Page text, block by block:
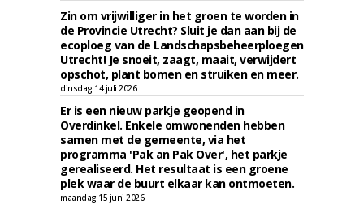
Zin om vrijwilliger in het groen te worden in
de Provincie Utrecht? Sluit je dan aan bij de
ecoploeg van de Landschapsbeheerploegen
Utrecht! Je snoeit, zaagt, maait, verwijdert
opschot, plant bomen en struiken en meer.
dinsdag 14 juli 2026
Er is een nieuw parkje geopend in
Overdinkel. Enkele omwonenden hebben
samen met de gemeente, via het
programma 'Pak an Pak Over', het parkje
gerealiseerd. Het resultaat is een groene
plek waar de buurt elkaar kan ontmoeten.
maandag 15 juni 2026